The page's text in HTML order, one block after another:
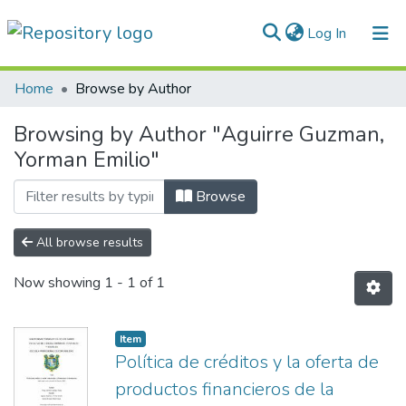
Log In (current)
Communities & Collections
All of DSpace
Normativas
Home Browse by Author
Browsing by Author "Aguirre Guzman,
Yorman Emilio"
Browse
All browse results
Now showing 1 - 1 of 1
Item
Política de créditos y la oferta de
productos financieros de la